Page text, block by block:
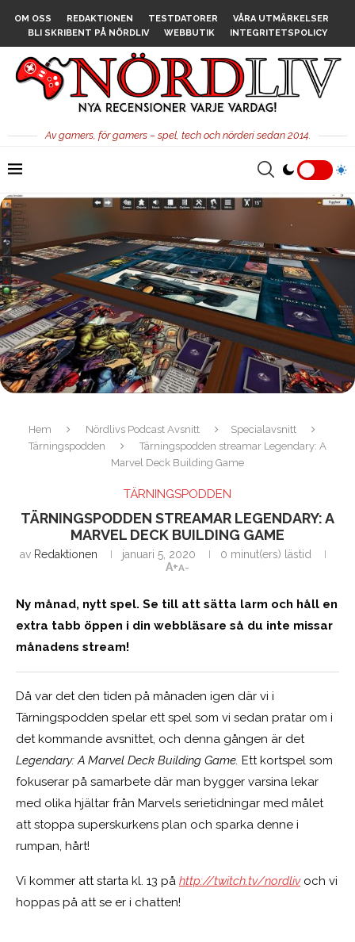
OM OSS REDAKTIONEN TESTDATORER
VÅRA UTMÄRKELSER
BLI SKRIBENT PÅ NÖRDLIV
WEBBUTIK INTEGRITETSPOLICY
Av gamers, för gamers – spel, tech och nörderi sedan 2014.
Hem Nördlivs Podcast Avsnitt
Specialavsnitt
Tärningspodden
Tärningspodden streamar Legendary: A
Marvel Deck Building Game
TÄRNINGSPODDEN
TÄRNINGSPODDEN STREAMAR LEGENDARY: A
MARVEL DECK BUILDING GAME
av Redaktionen januari 5, 2020
0 minut(ers) lästid
A+A-
Ny månad, nytt spel. Se till att sätta larm och håll en
extra tabb öppen i din webbläsare så du inte missar
månadens stream!
Då var det den tiden på månaden igen där vi i
Tärningspodden spelar ett spel som vi sedan pratar om i
det kommande avsnittet, och denna gången är det
Legendary: A Marvel Deck Building Game. Ett kortspel som
fokuserar på samarbete där man bygger varsina lekar
med olika hjältar från Marvels serietidningar med målet
att stoppa superskurkens plan och sparka denne i
rumpan, hårt!
Vi kommer att starta kl. 13 på http://twitch.tv/nordlivoch vi
hoppas på att se er i chatten!